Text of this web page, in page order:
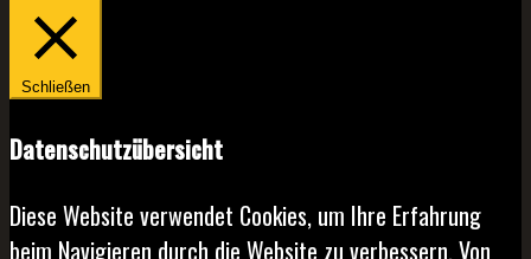
Schließen
Datenschutzübersicht
Diese Website verwendet Cookies, um Ihre Erfahrung
beim Navigieren durch die Website zu verbessern. Von